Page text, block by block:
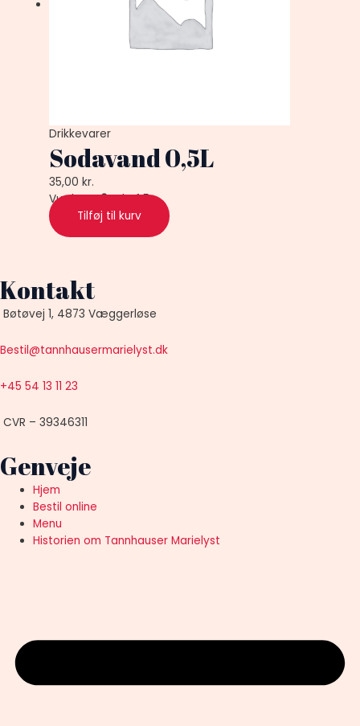
Drikkevarer
Sodavand 0,5L
35,00kr.
Vurderet0ud af 5
Tilføj til kurv
Kontakt
Bøtøvej 1, 4873 Væggerløse
Bestil@tannhausermarielyst.dk
+45 54 13 11 23
CVR – 39346311
Genveje
Hjem
Bestil online
Menu
Historien om Tannhauser Marielyst